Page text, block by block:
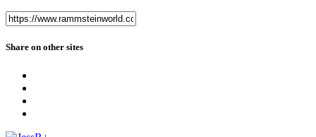
Share on other sites